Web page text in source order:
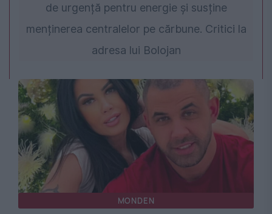
de urgență pentru energie și susține
menținerea centralelor pe cărbune. Critici la
adresa lui Bolojan
MONDEN